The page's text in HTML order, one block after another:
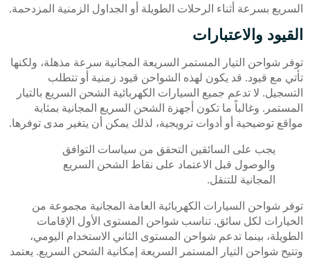
السريع بسرعة أثناء الرحلات الطويلة أو الجداول الزمنية المزدحمة.
القيود والاعتبارات
توفر شواحن التيار المستمر السريعة المجانية سرعة مذهلة، ولكنها
تأتي مع قيود. قد يكون لهذه الشواحن قيود زمنية أو تتطلب
التسجيل. لا تدعم جميع السيارات الكهربائية الشحن السريع بالتيار
المستمر. وغالباً ما تكون أجهزة الشحن السريع المجانية بمثابة
مواقع توضيحية أو أدوات ترويجية، لذلك يمكن أن يتغير مدى توفرها.
يجب على السائقين التحقق من سياسات التوافق
والوصول قبل الاعتماد على نقاط الشحن السريع
المجانية للتنقل.
توفر شواحن السيارات الكهربائية العامة المجانية مجموعة من
الخيارات لكل سائق. تناسب شواحن المستوى الأول الإقامات
الطويلة، بينما تدعم شواحن المستوى الثاني الاستخدام اليومي،
وتتيح شواحن التيار المستمر السريعة إمكانية الشحن السريع. يعتمد